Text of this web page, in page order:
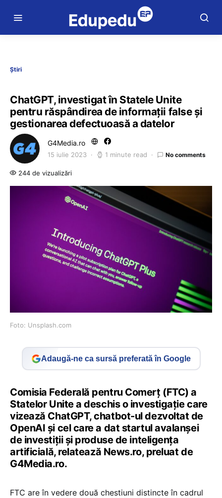
Știri
ChatGPT, investigat în Statele Unite
pentru răspândirea de informaţii false şi
gestionarea defectuoasă a datelor
G4Media.ro
15 iulie 2023 1 minute read No comments
244 de vizualizări
Foto: Unsplash.com
Adaugă-ne ca sursă preferată în Google
Comisia Federală pentru Comerţ (FTC) a
Statelor Unite a deschis o investigaţie care
vizează ChatGPT, chatbot-ul dezvoltat de
OpenAI şi cel care a dat startul avalanşei
de investiţii şi produse de inteligenţa
artificială, relatează News.ro, preluat de
G4Media.ro.
FTC are în vedere două chestiuni distincte în cadrul